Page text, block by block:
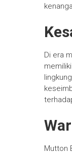
Di era
Mutton